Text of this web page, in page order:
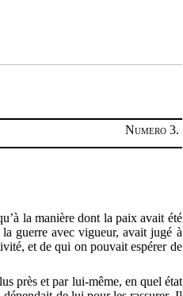
Numero 3.
la manière dont la paix avait été
guerre avec vigueur, avait jugé à
et de qui on pouvait espérer de
près et par lui-même, en quel état